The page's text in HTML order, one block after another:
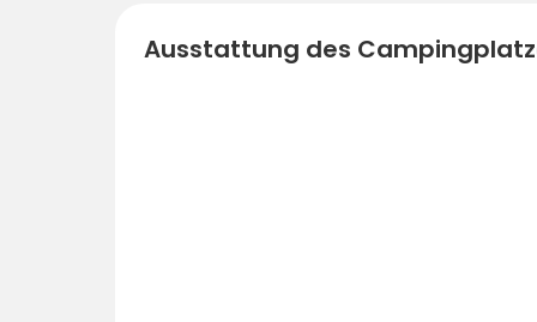
macht Schloss Kirchberg zu einem
Ausstattung des